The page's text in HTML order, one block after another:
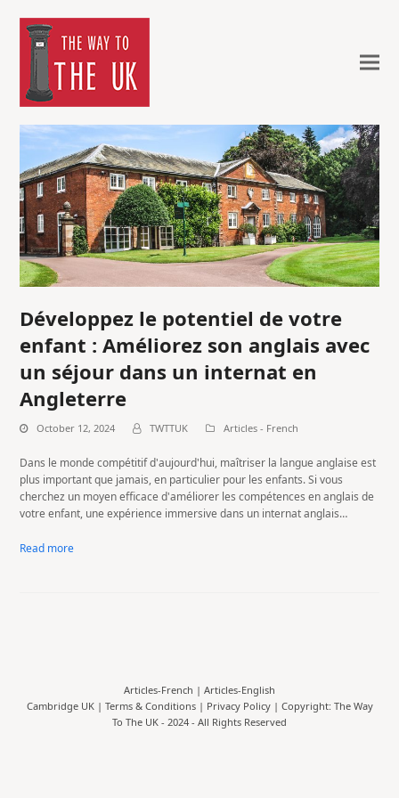
Développez le potentiel de votre
enfant : Améliorez son anglais avec
un séjour dans un internat en
Angleterre
October 12, 2024 TWTTUK Articles - French
Dans le monde compétitif d'aujourd'hui, maîtriser la langue anglaise est
plus important que jamais, en particulier pour les enfants. Si vous
cherchez un moyen efficace d'améliorer les compétences en anglais de
votre enfant, une expérience immersive dans un internat anglais…
Read more
Articles-French | Articles-English
Cambridge UK | Terms & Conditions| Privacy Policy| Copyright: The Way
To The UK - 2024 - All Rights Reserved